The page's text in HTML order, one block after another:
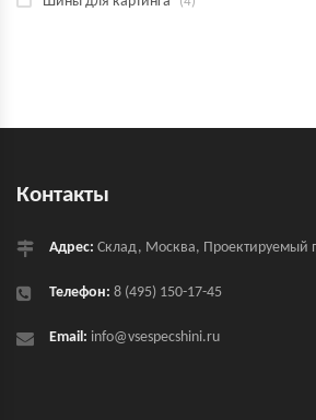
Контакты
Адрес: Склад, Москва, Проектируемый
Телефон: 8 (495) 150-17-45
Email: info@vsespecshini.ru